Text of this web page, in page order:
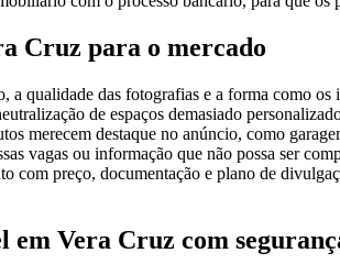
Cruz para o mercado
a qualidade das fotografias e a forma como
de espaços demasiado
merecem destaque no anúncio, como
vagas ou informação que não possa ser
com preço, documentação e plano de
Vera Cruz com